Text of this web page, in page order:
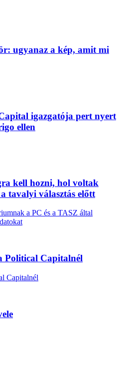
ugyanaz a kép, amit mi
igazgatója pert nyert
ellen
kell hozni, hol voltak
a tavalyi választás előtt
a PC és a TASZ által
Political Capitalnél
Capitalnél